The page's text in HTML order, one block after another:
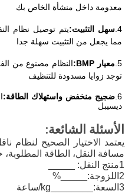
معدومة داخل منشأة الخاص بك
4. سهل التثبيت:
مما يجعل من التثبيت سهلة جدا
5. معيار BMP:
توجد زوايا مسدودة للتنظيف
6. ضجيج منخفض واستهلاك الطاقة:
ديسيبل
الأسئلة الشائعة:
مسافة النقل، الطاقة
1منتج النقل: _____
2اللزوجة:_____%
3السعة:________kg/ساعة